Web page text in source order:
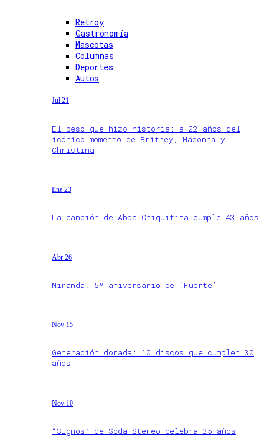
Retroy
Gastronomía
Mascotas
Columnas
Deportes
Autos
Jul 21
El beso que hizo historia: a 22 años del
icónico momento de Britney, Madonna y
Christina
Ene 23
La canción de Abba Chiquitita cumple 43 años
Abr 26
Miranda! 5º aniversario de ‘Fuerte’
Nov 15
Generación dorada: 10 discos que cumplen 30
años
Nov 10
“Signos” de Soda Stereo celebra 35 años